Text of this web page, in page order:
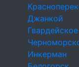
Джанкой
Гвардейское
Инкерман